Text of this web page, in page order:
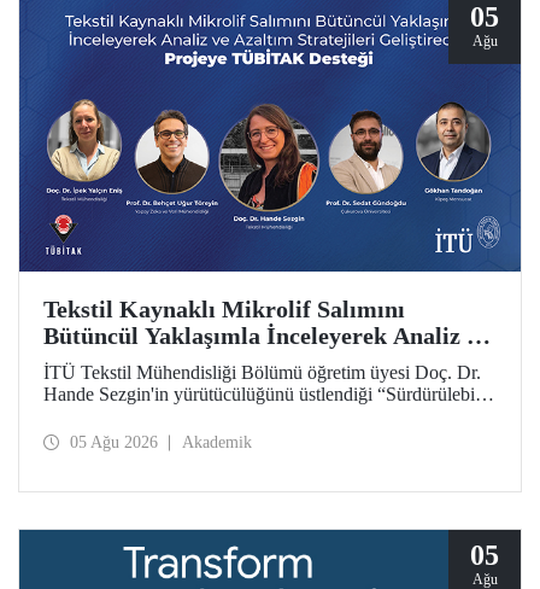
05
Ağu
Tekstil Kaynaklı Mikrolif Salımını
Bütüncül Yaklaşımla İnceleyerek Analiz ve
Azaltım Stratejileri Geliştirecek Projeye
TÜBİTAK Desteği
İTÜ Tekstil Mühendisliği Bölümü öğretim üyesi Doç. Dr.
Hande Sezgin'in yürütücülüğünü üstlendiği “Sürdürülebilir
Koşullarına Bağlı Mikrolif Salımı: Aşınma, UV Maruziyeti
kapsamında desteklenmeye hak kazandı.
05 Ağu 2026 Akademik
05
Ağu